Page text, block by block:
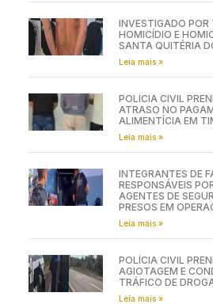
INVESTIGADO POR
HOMICÍDIO E
SANTA QUITÉRIA
Leia mais »
POLÍCIA CIVIL
ATRASO NO
ALIMENTÍCIA EM
Leia mais »
INTEGRANTES DE
RESPONSÁVEIS
AGENTES DE
PRESOS EM
Leia mais »
POLÍCIA CIVIL
AGIOTAGEM E
TRÁFICO DE
Leia mais »